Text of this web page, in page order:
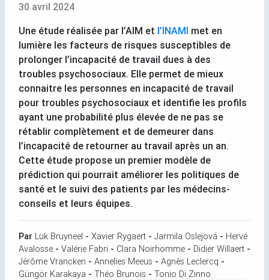
30 avril 2024
Une étude réalisée par l’AIM et l’INAMI met en
lumière les facteurs de risques susceptibles de
prolonger l’incapacité de travail dues à des
troubles psychosociaux. Elle permet de mieux
connaitre les personnes en incapacité de travail
pour troubles psychosociaux et identifie les profils
ayant une probabilité plus élevée de ne pas se
rétablir complètement et de demeurer dans
l’incapacité de retourner au travail après un an.
Cette étude propose un premier modèle de
prédiction qui pourrait améliorer les politiques de
santé et le suivi des patients par les médecins-
conseils et leurs équipes.
Par Luk Bruyneel - Xavier Rygaert - Jarmila Oslejová - Hervé
Avalosse - Valérie Fabri - Clara Noirhomme - Didier Willaert -
Jérôme Vrancken - Annelies Meeus - Agnès Leclercq -
Güngör Karakaya - Théo Brunois - Tonio Di Zinno